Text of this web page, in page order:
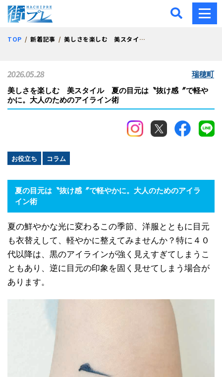
街プレ -東京・西多摩の
TOP 新着記事 美しさを楽しむ 美スタイル 夏の目元は〝抜け感〞で軽やかに。大人のためのアイライン術
美しさを楽しむ 美スタイル 夏の目元は〝抜け感〞で軽や
かに。大人のためのアイライン術
お役立ち コラム
2026.05.28 瑞穂町
夏の目元は〝抜け感〞で軽やかに。大人のためのアイラ
イン術
夏の鮮やかな光に変わるこの季節、洋服とともに目元
も衣替えして、軽やかに整えてみませんか？特に４０
代以降は、黒のアイラインが強く見えすぎてしまうこ
ともあり、逆に目元の印象を固く見せてしまう場合が
あります。